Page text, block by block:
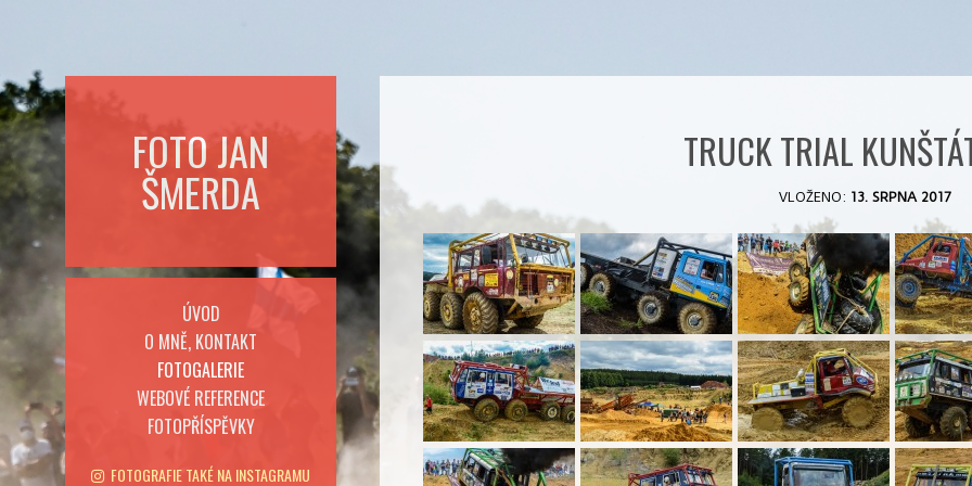
FOTO JAN
ŠMERDA
ÚVOD
O MNĚ, KONTAKT
FOTOGALERIE
WEBOVÉ REFERENCE
FOTOPŘÍSPĚVKY
FOTOGRAFIE TAKÉ NA INSTAGRAMU
TRUCK TRIAL
VLOŽENO: 13. SRPNA 2017